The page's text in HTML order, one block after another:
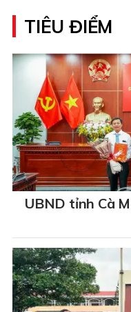
TIÊU ĐIỂM
UBND tỉnh Cà